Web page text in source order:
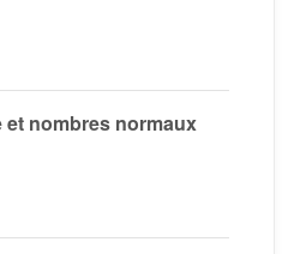
nombres normaux